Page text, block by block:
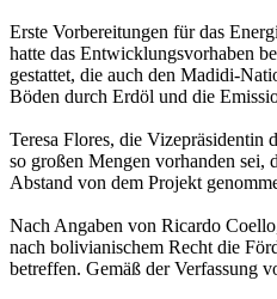
Erste Vorbereitungen für das
hatte das Entwicklungsvorhaben
gestattet, die auch den Madidi-
Böden durch Erdöl und die
Teresa Flores, die Vizepräsidentin
so großen Mengen vorhanden sei,
Abstand von dem Projekt
Nach Angaben von Ricardo
nach bolivianischem Recht die
betreffen. Gemäß der Verfassung